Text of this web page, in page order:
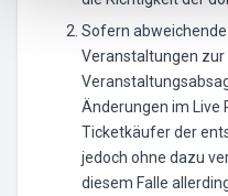
Sofern
Veranstaltungen zur
Änderungen im
Ticketkäufer der
jedoch ohne dazu
diesem Falle